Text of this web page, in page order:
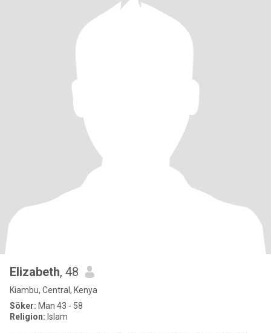
Elizabeth, 48
Kiambu, Central, Kenya
Söker: Man 43 - 58
Religion: Islam